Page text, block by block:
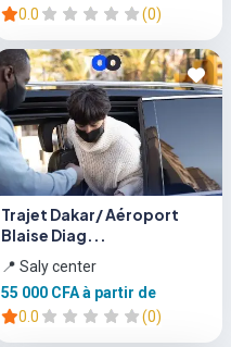
0.0
(0)
Trajet Dakar/ Aéroport
Blaise Diag...
📍 Saly center
55 000 CFAà partir de
0.0
(0)